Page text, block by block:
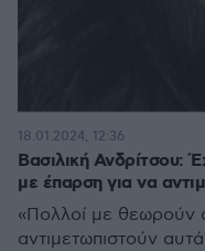
Βασιλική Ανδρίτσου:
με έπαρση για να
«Πολλοί με θεωρούν
αντιμετωπιστούν
18.01.2024, 12:36